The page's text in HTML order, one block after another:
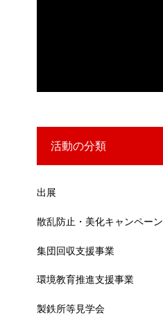
活動の分類
出展
散乱防止・美化キャンペーン
集団回収支援事業
環境教育推進支援事業
製鉄所等見学会